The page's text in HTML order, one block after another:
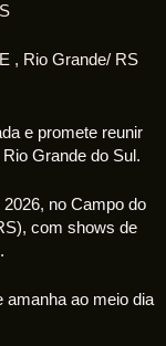
, Rio Grande/ RS
e promete reunir
Grande do Sul.
no Campo do
com shows de
amanha ao meio dia